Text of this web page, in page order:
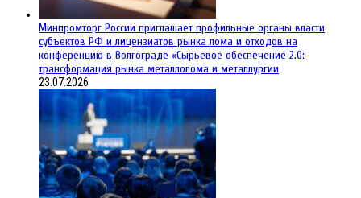
Минпромторг России приглашает профильные органы власти
субъектов РФ и лицензиатов рынка лома и отходов на
конференцию в Волгограде «Сырьевое обеспечение 2.0:
трансформация рынка металлолома и металлургии
23.07.2026